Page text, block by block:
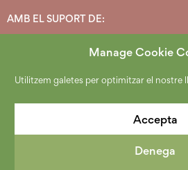
Manage Cookie
Utilitzem galetes per optimitzar el nostre
Accepta
Denega
AMB EL SUPORT DE:
2026 Copyright Espai Agrari Baixa Tordera.